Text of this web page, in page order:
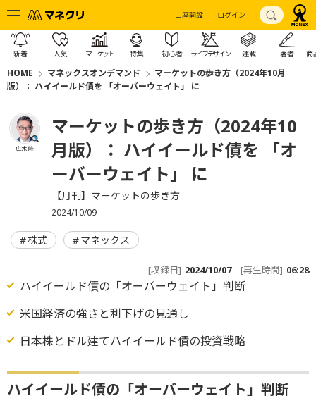
口座開設 ログイン
新着 人気 マーケット 特集 初心者 ライフデザイン 連載 著者 商
HOME マネックスオンデマンド
マーケットの歩き方（2024年10月
版）： ハイイールド債を 「オーバーウェイト」 に
広木 隆
マーケットの歩き方（2024年10
月版）： ハイイールド債を 「オ
ーバーウェイト」 に
【月刊】マーケットの歩き方
2024/10/09
株式 マネックス
[収録日] 2024/10/07 [再生時間] 06:28
ハイイールド債の「オーバーウェイト」判断
米国経済の強さと利下げの見通し
日本株とドル建てハイイールド債の投資戦略
ハイイールド債の「オーバーウェイト」判断